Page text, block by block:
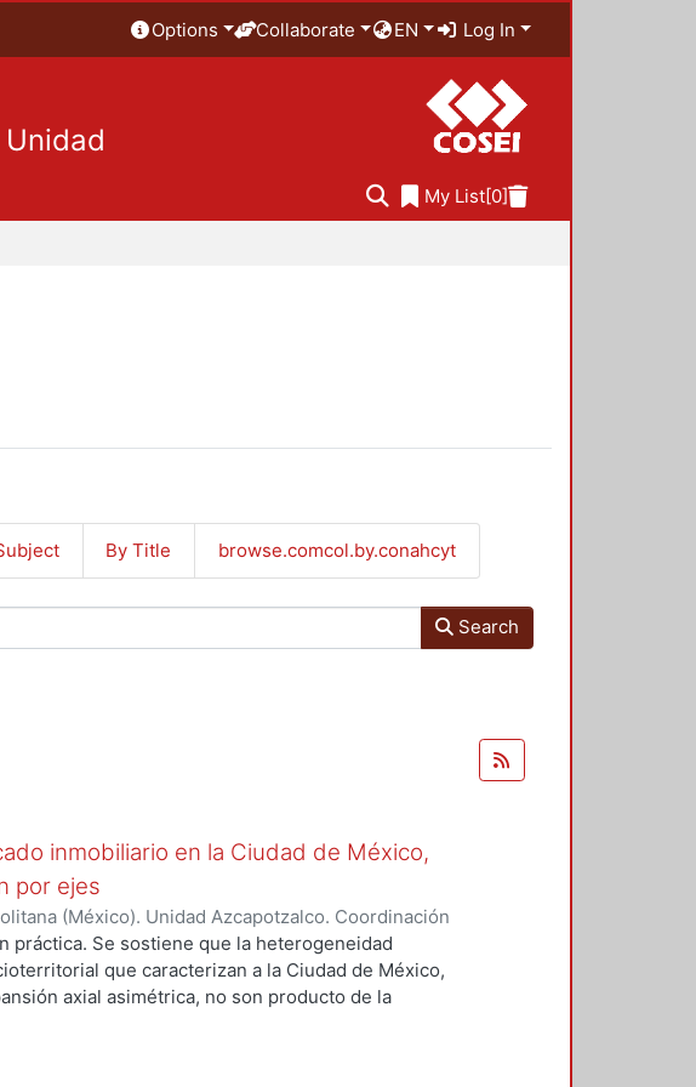
Options Collaborate EN Log In
My List[0]
By Title browse.comcol.by.conahcyt
Search
inmobiliario en la Ciudad de México,
por ejes
(México). Unidad Azcapotzalco. Coordinación
05-25 )Ejea Mendoza, Guillermo
práctica. Se sostiene que la heterogeneidad
que caracterizan a la Ciudad de México,
axial asimétrica, no son producto de la